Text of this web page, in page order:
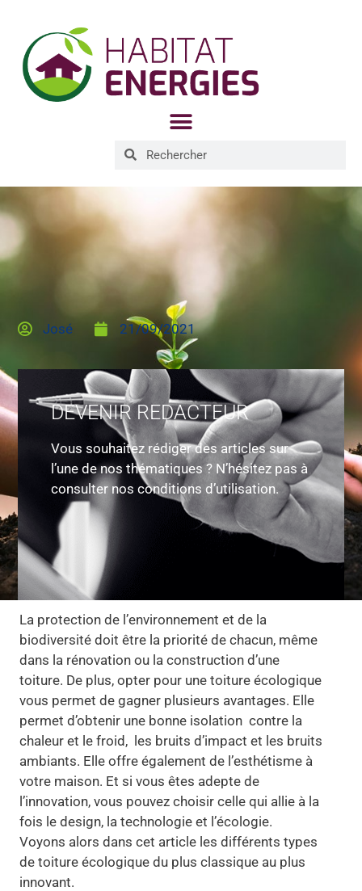
José 21/09/2021
DEVENIR REDACTEUR
Vous souhaitez rédiger des articles sur
l’une de nos thématiques ? N’hésitez pas à
consulter nos conditions d’utilisation.
La protection de l’environnement et de la
biodiversité doit être la priorité de chacun, même
dans la rénovation ou la construction d’une
toiture. De plus, opter pour une toiture écologique
vous permet de gagner plusieurs avantages. Elle
permet d’obtenir une bonne isolation contre la
chaleur et le froid, les bruits d’impact et les bruits
ambiants. Elle offre également de l’esthétisme à
votre maison. Et si vous êtes adepte de
l’innovation, vous pouvez choisir celle qui allie à la
fois le design, la technologie et l’écologie.
Voyons alors dans cet article les différents types
de toiture écologique du plus classique au plus
innovant.